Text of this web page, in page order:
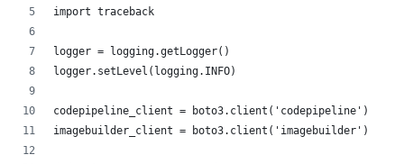
import traceback
logger = logging.getLogger()
logger.setLevel(logging.INFO)
codepipeline_client = boto3.client('codepipeline')
imagebuilder_client = boto3.client('imagebuilder')